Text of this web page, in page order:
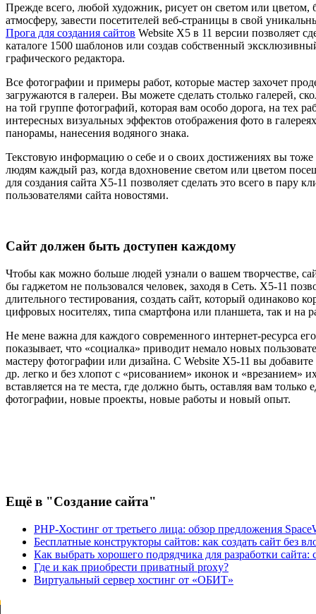
Прежде всего, любой художник, рисует он светом или цветом,
атмосферу, завести посетителей веб-страницы в свой
Прога для создания сайтов Website X5 в 11 версии позволяет
каталоге 1500 шаблонов или создав собственный
графического редактора.
Все фотографии и примеры работ, которые мастер захочет
загружаются в галереи. Вы можете сделать столько галерей,
на той группе фотографий, которая вам особо дорога, на тех
интересных визуальных эффектов отображения фото в
панорамы, нанесения водяного знака.
Текстовую информацию о себе и о своих достижениях вы тоже
людям каждый раз, когда вдохновение светом или цветом
для создания сайта X5-11 позволяет сделать это всего в пару
пользователями сайта новостями.
Сайт должен быть доступен каждому
Чтобы как можно больше людей узнали о вашем творчестве,
бы гаджетом не пользовался человек, заходя в Сеть. X5-11
длительного тестирования, создать сайт, который одинаково
цифровых носителях, типа смартфона или планшета, так и на
Не мене важна для каждого современного интернет-ресурса
показывает, что «социалка» приводит немало новых
мастеру фотографии или дизайна. С Website X5-11 вы
др. легко и без хлопот с «рисованием» иконок и «врезанием»
вставляется на те места, где должно быть, оставляя вам
фотографии, новые проекты, новые работы и новый опыт.
Ещё в "Создание сайта"
PHP-Хостинг от третьего лица: обзор предложения
Бесплатные конструкторы сайтов: как создать сайт без
Как выбрать хорошего подрядчика для разработки
Где и как приобрести приватный proxy?
Виртуальный сервер хостинг от «ОБИТ»